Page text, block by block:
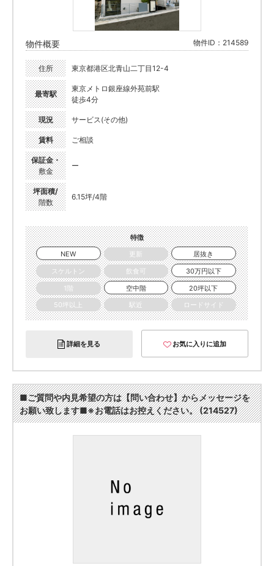
物件概要 物件ID：214589
住所 東京都港区北青山二丁目12-4
最寄駅
東京メトロ銀座線外苑前駅
徒歩4分
現況 サービス(その他)
賃料 ご相談
保証金・
敷金
ー
坪面積/
階数
6.15坪/4階
特徴
NEW
更新
居抜き
スケルトン
飲食可
30万円以下
1階
空中階
20坪以下
50坪以上
駅近 ロードサイド
詳細を見る お気に入りに追加
■ご質問や内見希望の方は【問い合わせ】からメッセージを
お願い致します■※お電話はお控えください。 (214527)